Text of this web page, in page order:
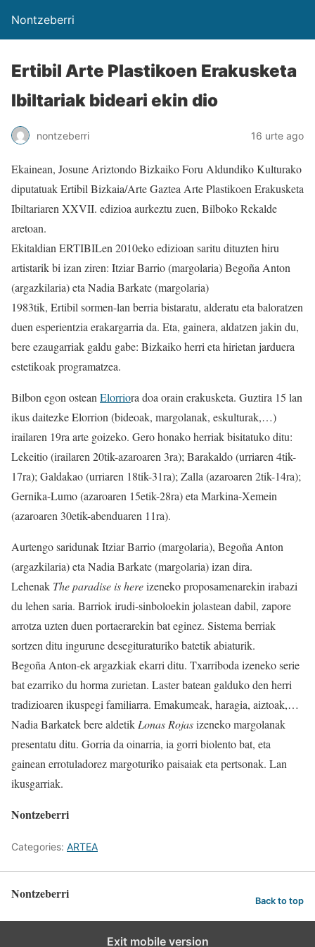
Nontzeberri
Ertibil Arte Plastikoen Erakusketa
Ibiltariak bideari ekin dio
nontzeberri 16 urte ago
Ekainean, Josune Ariztondo Bizkaiko Foru Aldundiko Kulturako
diputatuak Ertibil Bizkaia/Arte Gaztea Arte Plastikoen Erakusketa
Ibiltariaren XXVII. edizioa aurkeztu zuen, Bilboko Rekalde
aretoan.
Ekitaldian ERTIBILen 2010eko edizioan saritu dituzten hiru
artistarik bi izan ziren: Itziar Barrio (margolaria) Begoña Anton
(argazkilaria) eta Nadia Barkate (margolaria)
1983tik, Ertibil sormen-lan berria bistaratu, alderatu eta baloratzen
duen esperientzia erakargarria da. Eta, gainera, aldatzen jakin du,
bere ezaugarriak galdu gabe: Bizkaiko herri eta hirietan jarduera
estetikoak programatzea.
Bilbon egon ostean Elorriora doa orain erakusketa. Guztira 15 lan
ikus daitezke Elorrion (bideoak, margolanak, eskulturak,…)
irailaren 19ra arte goizeko. Gero honako herriak bisitatuko ditu:
Lekeitio (irailaren 20tik-azaroaren 3ra); Barakaldo (urriaren 4tik-
17ra); Galdakao (urriaren 18tik-31ra); Zalla (azaroaren 2tik-14ra);
Gernika-Lumo (azaroaren 15etik-28ra) eta Markina-Xemein
(azaroaren 30etik-abenduaren 11ra).
Aurtengo saridunak Itziar Barrio (margolaria), Begoña Anton
(argazkilaria) eta Nadia Barkate (margolaria) izan dira.
Lehenak The paradise is hereizeneko proposamenarekin irabazi
du lehen saria. Barriok irudi-sinboloekin jolastean dabil, zapore
arrotza uzten duen portaerarekin bat eginez. Sistema berriak
sortzen ditu ingurune desegituraturiko batetik abiaturik.
Begoña Anton-ek argazkiak ekarri ditu. Txarriboda izeneko serie
bat ezarriko du horma zurietan. Laster batean galduko den herri
tradizioaren ikuspegi familiarra. Emakumeak, haragia, aiztoak,…
Nadia Barkatek bere aldetik Lonas Rojasizeneko margolanak
presentatu ditu. Gorria da oinarria, ia gorri biolento bat, eta
gainean errotuladorez margoturiko paisaiak eta pertsonak. Lan
ikusgarriak.
Nontzeberri
Categories: ARTEA
Nontzeberri Back to top
Exit mobile version